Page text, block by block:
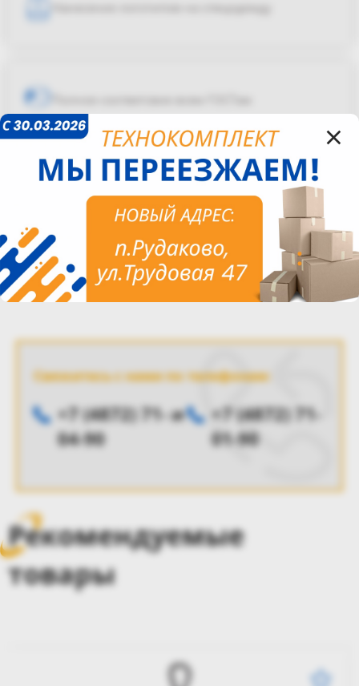
Описание Характеристики Отзывы
Доставка
Диаметр, мм. : 35.5мм
Свяжитесь с нами по телефонам:
+7 (4872) 71-
04-90
и
+7 (4872) 71-
01-90
Рекомендуемые
товары
×